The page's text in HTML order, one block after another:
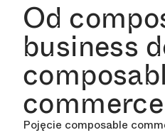
Od
business
commerce
Pojęcie composable